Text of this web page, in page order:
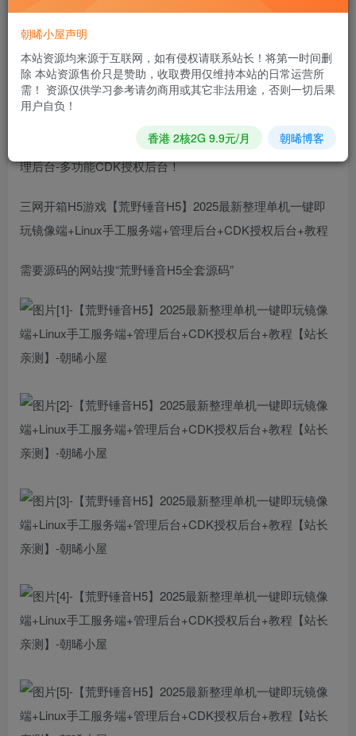
普通会员R0.9 超级会员免费
您当前未登录！建议登陆后购买，可保存购买订单
游-2025年3月6日最新打包Linux服务端源码视频架设教程-管
理后台-多功能CDK授权后台！
三网开箱H5游戏【荒野锤音H5】2025最新整理单机一键即
玩镜像端+Linux手工服务端+管理后台+CDK授权后台+教程
需要源码的网站搜“荒野锤音H5全套源码”
朝晞小屋声明
本站资源均来源于互联网，如有侵权请联系站长！将第一时间删
除 本站资源售价只是赞助，收取费用仅维持本站的日常运营所
需！ 资源仅供学习参考请勿商用或其它非法用途，否则一切后果
用户自负！
香港 2核2G 9.9元/月 朝晞博客